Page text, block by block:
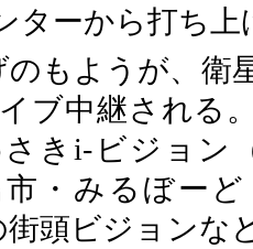
ターから打ち上
のもようが、衛
ブ中継される
きi-ビジョン
市・みるぼー
街頭ビジョンな